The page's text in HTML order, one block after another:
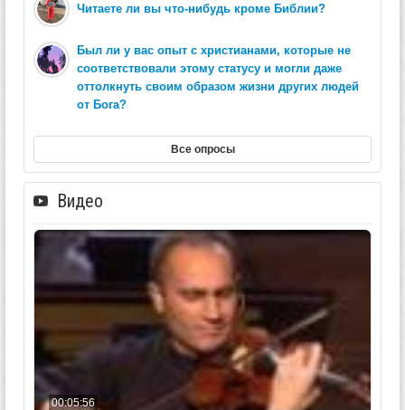
Читаете ли вы что-нибудь кроме Библии?
Был ли у вас опыт с христианами, которые не
соответствовали этому статусу и могли даже
оттолкнуть своим образом жизни других людей
от Бога?
Все опросы
Видео
00:05:56